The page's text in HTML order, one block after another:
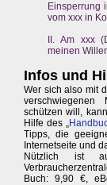
Einsperrung
vom xxx in
II. Am xxx
meinen
Infos und
Wer sich also mit
verschwiegenen
schützen will,
Hilfe des „
Tipps, die
Internetseite und
Nützlich ist
Buch: 9,90 €,